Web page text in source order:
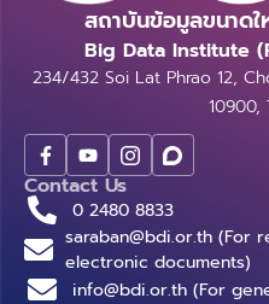
สถาบันข้อมูลขนาด
Big Data Institute
234/432 Soi Lat Phrao 12,
10900,
Contact Us
0 2480 8833
saraban@bdi.or.th (For
electronic documents)
info@bdi.or.th (For